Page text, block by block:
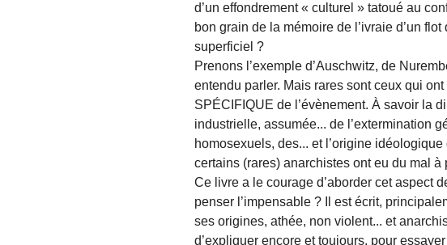
d’un effondrement « culturel » tatoué au
bon grain de la mémoire de l’ivraie d’un
superficiel ?
Prenons l’exemple d’Auschwitz, de
entendu parler. Mais rares sont ceux qui
SPÉCIFIQUE de l’évènement. À savoir la
industrielle, assumée... de l’extermination
homosexuels, des... et l’origine
certains (rares) anarchistes ont eu du mal à
Ce livre a le courage d’aborder cet aspect
penser l’impensable ? Il est écrit,
ses origines, athée, non violent... et
d’expliquer encore et toujours, pour